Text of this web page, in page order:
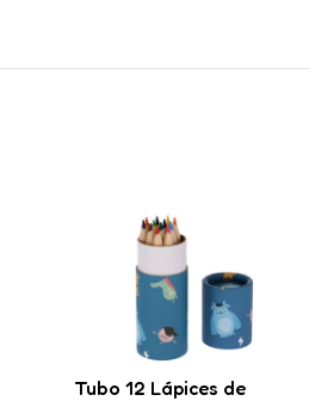
Tubo 12 Lápices de